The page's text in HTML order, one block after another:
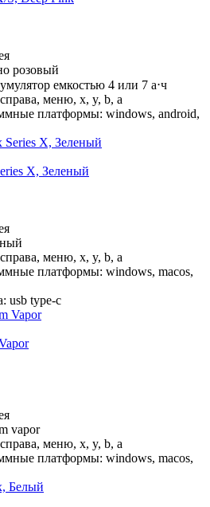
розовый
емкостью 4 или 7 а⋅ч
меню, x, y, b, a
платформы: windows, android,
X, Зеленый
меню, x, y, b, a
платформы: windows, macos,
usb type-c
vapor
меню, x, y, b, a
платформы: windows, macos,